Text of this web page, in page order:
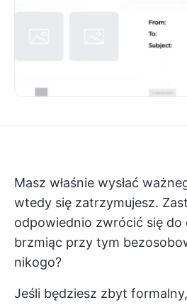
Masz właśnie wysłać
wtedy się zatrzymujesz.
odpowiednio zwrócić się do
brzmiąc przy tym
nikogo?
Jeśli będziesz zbyt